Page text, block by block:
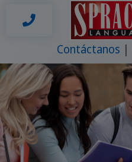
Contáctanos